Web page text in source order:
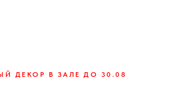
ДЕКОР В ЗАЛЕ ДО 30.08